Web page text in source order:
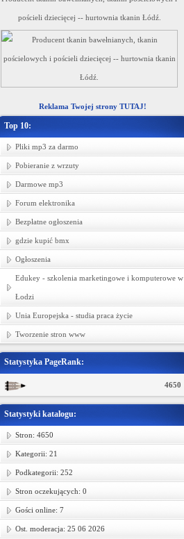
pościeli dziecięcej -- hurtownia tkanin Łódź.
Reklama Twojej strony TUTAJ!
Top 10:
Pliki mp3 za darmo
Pobieranie z wrzuty
Darmowe mp3
Forum elektronika
Bezpłatne ogłoszenia
gdzie kupić bmx
Ogłoszenia
Edukey - szkolenia marketingowe i komputerowe w
Łodzi
Unia Europejska - studia praca życie
Tworzenie stron www
Statystyka PageRank:
4650
Statystyki katalogu:
Stron: 4650
Kategorii: 21
Podkategorii: 252
Stron oczekujących: 0
Gości online: 7
Ost. moderacja: 25 06 2026